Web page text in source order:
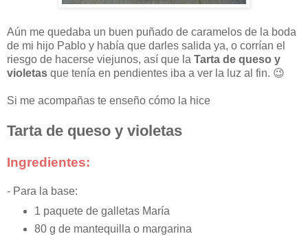
Aún me quedaba un buen puñado de caramelos de la boda
de mi hijo Pablo y había que darles salida ya, o corrían el
riesgo de hacerse viejunos, así que la Tarta de queso y
violetas que tenía en pendientes iba a ver la luz al fin. 😉
Si me acompañas te enseño cómo la hice
Tarta de queso y violetas
Ingredientes:
- Para la base:
1 paquete de galletas María
80 g de mantequilla o margarina